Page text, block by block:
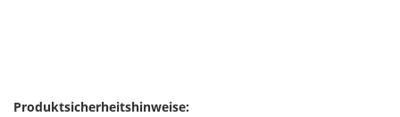
Produktsicherheitshinweise: